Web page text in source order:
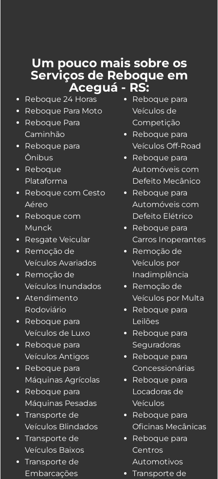
Um pouco mais sobre os
Serviços de Reboque em
Aceguá - RS:
Reboque 24 Horas
Reboque Para Moto
Reboque Para
Caminhão
Reboque para
Ônibus
Reboque
Plataforma
Reboque com Cesto
Aéreo
Reboque com
Munck
Resgate Veicular
Remoção de
Veículos Avariados
Remoção de
Veículos Inundados
Atendimento
Rodoviário
Reboque para
Veículos de Luxo
Reboque para
Veículos Antigos
Reboque para
Máquinas Agrícolas
Reboque para
Máquinas Pesadas
Transporte de
Veículos Blindados
Transporte de
Veículos Baixos
Transporte de
Embarcações
Reboque para
Veículos de
Competição
Reboque para
Veículos Off-Road
Reboque para
Automóveis com
Defeito Mecânico
Reboque para
Automóveis com
Defeito Elétrico
Reboque para
Carros Inoperantes
Remoção de
Veículos por
Inadimplência
Remoção de
Veículos por Multa
Reboque para
Leilões
Reboque para
Seguradoras
Reboque para
Concessionárias
Reboque para
Locadoras de
Veículos
Reboque para
Oficinas Mecânicas
Reboque para
Centros
Automotivos
Transporte de